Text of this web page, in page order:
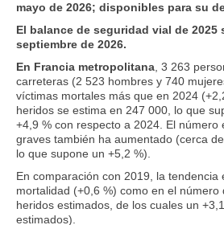
mayo de 2026; disponibles para su
El balance de seguridad vial de 2025
septiembre de 2026.
En Francia metropolitana , 3 263
carreteras (2 523 hombres y 740
víctimas mortales más que en 2024
heridos se estima en 247 000, lo que
+4,9 % con respecto a 2024. El número
graves también ha aumentado (cerca
lo que supone un +5,2 %).
En comparación con 2019, la tendencia
mortalidad (+0,6 %) como en el número
heridos estimados, de los cuales un
estimados).